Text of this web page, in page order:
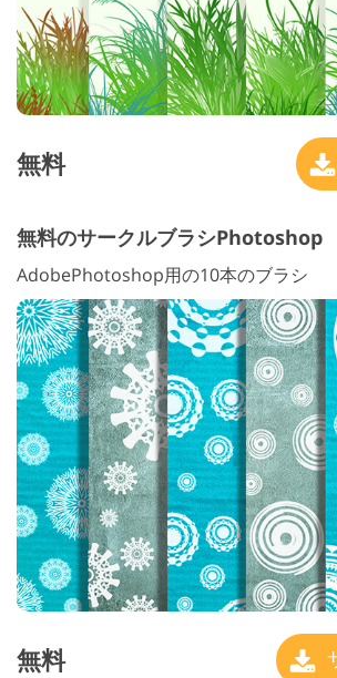
無料
無料のサークルブラシPhotoshop
AdobePhotoshop用の10本のブラシ
無料